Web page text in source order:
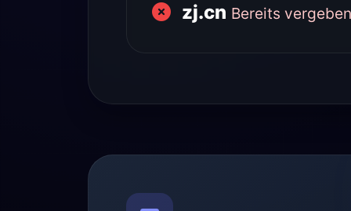
zj.cn Bereits vergeben